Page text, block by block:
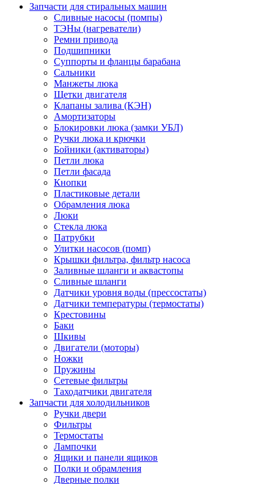
Запчасти для стиральных машин
Сливные насосы (помпы)
ТЭНы (нагреватели)
Ремни привода
Подшипники
Суппорты и фланцы барабана
Сальники
Манжеты люка
Щетки двигателя
Клапаны залива (КЭН)
Амортизаторы
Блокировки люка (замки УБЛ)
Ручки люка и крючки
Бойники (активаторы)
Петли люка
Петли фасада
Кнопки
Пластиковые детали
Обрамления люка
Люки
Стекла люка
Патрубки
Улитки насосов (помп)
Крышки фильтра, фильтр насоса
Заливные шланги и аквастопы
Сливные шланги
Датчики уровня воды (прессостаты)
Датчики температуры (термостаты)
Крестовины
Баки
Шкивы
Двигатели (моторы)
Ножки
Пружины
Сетевые фильтры
Таходатчики двигателя
Запчасти для холодильников
Ручки двери
Фильтры
Термостаты
Лампочки
Ящики и панели ящиков
Полки и обрамления
Дверные полки